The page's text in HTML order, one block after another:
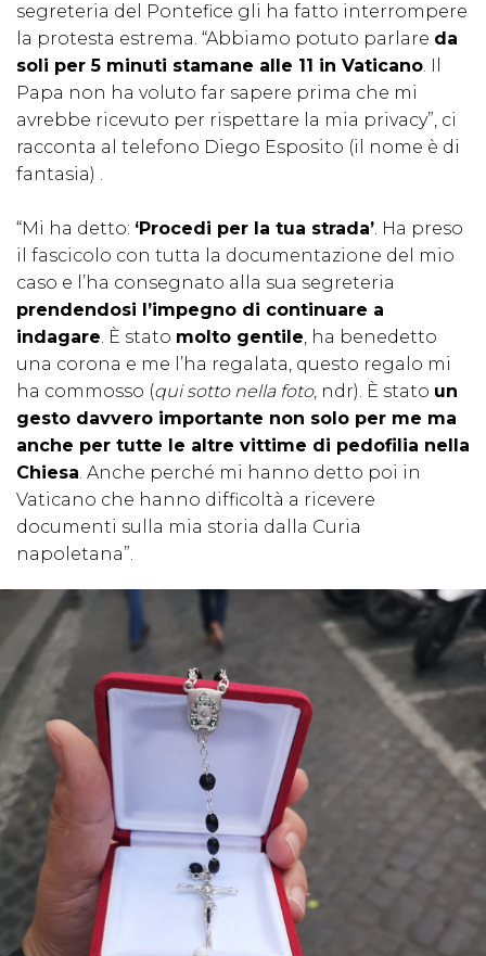
segreteria del Pontefice gli ha fatto interrompere
la protesta estrema. “Abbiamo potuto parlare da
soli per 5 minuti stamane alle 11 in Vaticano. Il
Papa non ha voluto far sapere prima che mi
avrebbe ricevuto per rispettare la mia privacy”, ci
racconta al telefono Diego Esposito (il nome è di
fantasia) .
“Mi ha detto: ‘Procedi per la tua strada’. Ha preso
il fascicolo con tutta la documentazione del mio
caso e l’ha consegnato alla sua segreteria
prendendosi l’impegno di continuare a
indagare. È stato molto gentile, ha benedetto
una corona e me l’ha regalata, questo regalo mi
ha commosso (qui sotto nella foto, ndr). È stato un
gesto davvero importante non solo per me ma
anche per tutte le altre vittime di pedofilia nella
Chiesa. Anche perché mi hanno detto poi in
Vaticano che hanno difficoltà a ricevere
documenti sulla mia storia dalla Curia
napoletana”.